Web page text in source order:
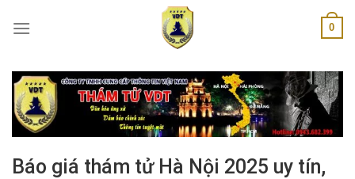
0
Báo giá thám tử Hà Nội 2025 uy tín,